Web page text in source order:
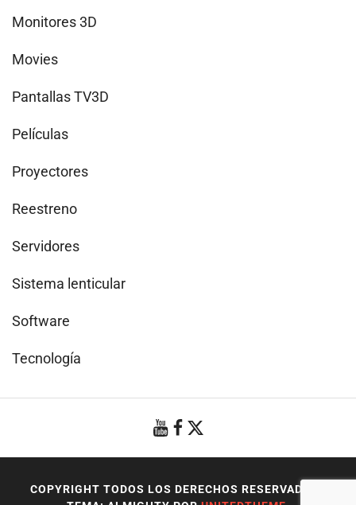
Monitores 3D
Movies
Pantallas TV3D
Películas
Proyectores
Reestreno
Servidores
Sistema lenticular
Software
Tecnología
COPYRIGHT TODOS LOS DERECHOS RESERVADOS